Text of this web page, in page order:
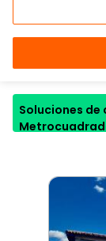
Soluciones de